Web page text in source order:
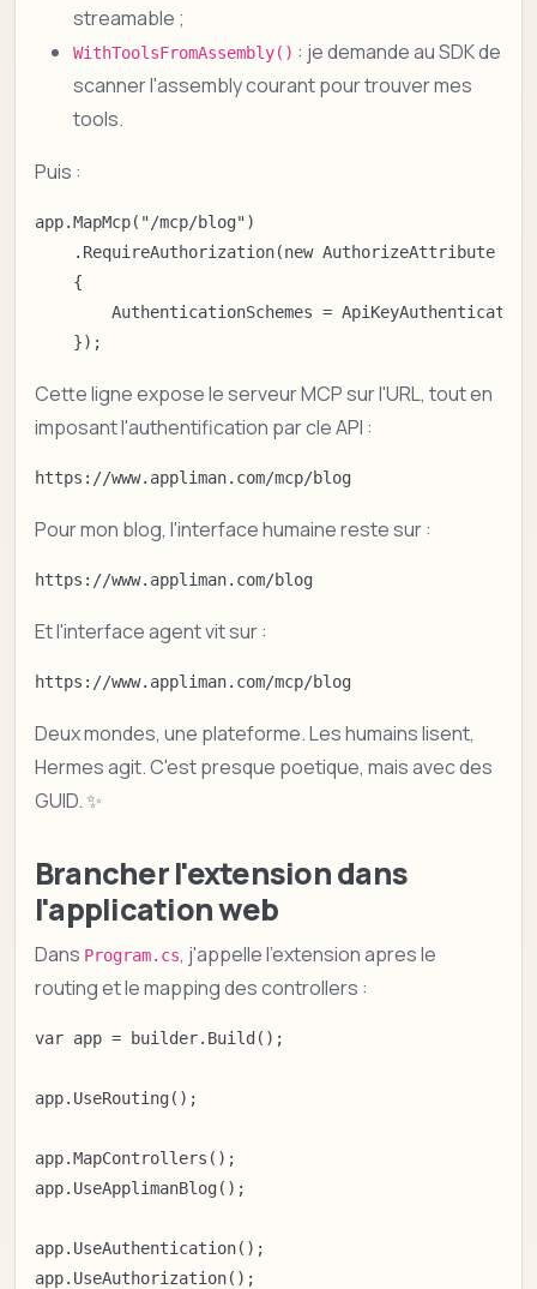
streamable ;
WithToolsFromAssembly() : je demande au SDK de
scanner l'assembly courant pour trouver mes
tools.
Puis :
app.MapMcp("/mcp/blog")
    .RequireAuthorization(new AuthorizeAttribute
    {
AuthenticationSchemes =
    });
Cette ligne expose le serveur MCP sur l'URL, tout en
imposant l'authentification par cle API :
https://www.appliman.com/mcp/blog
Pour mon blog, l'interface humaine reste sur :
https://www.appliman.com/blog
Et l'interface agent vit sur :
https://www.appliman.com/mcp/blog
Deux mondes, une plateforme. Les humains lisent,
Hermes agit. C'est presque poetique, mais avec des
GUID. ✨
Brancher l'extension dans
l'application web
Dans Program.cs, j'appelle l'extension apres le
routing et le mapping des controllers :
var app = builder.Build();
app.UseRouting();
app.MapControllers();
app.UseApplimanBlog();
app.UseAuthentication();
app.UseAuthorization();